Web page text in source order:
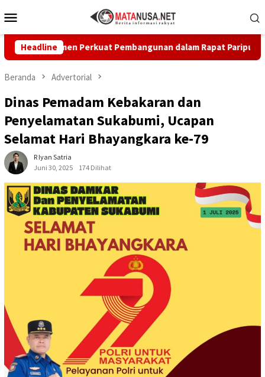
ke
Mobile
HeadlinePerkuat Pembangunan dalam Rapat Paripurna Dprd
Beranda Advertorial
Dinas Pemadam Kebakaran dan
Penyelamatan Sukabumi, Ucapan
Selamat Hari Bhayangkara ke-79
R Iyan Satria
Juni 30, 2025
174 Dilihat